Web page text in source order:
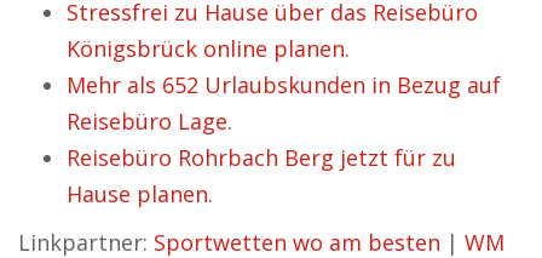
Stressfrei zu Hause über das Reisebüro
Königsbrück online planen.
Mehr als 652 Urlaubskunden in Bezug auf
Reisebüro Lage.
Reisebüro Rohrbach Berg jetzt für zu
Hause planen.
Linkpartner: Sportwetten wo am besten | WM